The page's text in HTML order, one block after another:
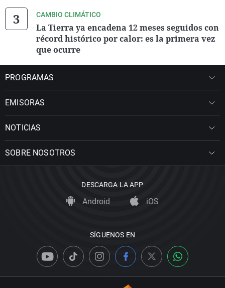
CAMBIO CLIMÁTICO
La Tierra ya encadena 12 meses seguidos con
récord histórico por calor: es la primera vez
que ocurre
PROGRAMAS
EMISORAS
NOTICIAS
SOBRE NOSOTROS
DESCARGA LA APP
Android iOS
SÍGUENOS EN